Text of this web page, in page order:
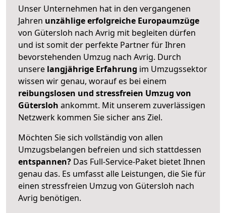
Unser Unternehmen hat in den vergangenen
Jahren unzählige erfolgreiche Europaumzüge
von Gütersloh nach Avrig mit begleiten dürfen
und ist somit der perfekte Partner für Ihren
bevorstehenden Umzug nach Avrig. Durch
unsere langjährige Erfahrung im Umzugssektor
wissen wir genau, worauf es bei einem
reibungslosen und stressfreien Umzug von
Gütersloh ankommt. Mit unserem zuverlässigen
Netzwerk kommen Sie sicher ans Ziel.
Möchten Sie sich vollständig von allen
Umzugsbelangen befreien und sich stattdessen
entspannen? Das Full-Service-Paket bietet Ihnen
genau das. Es umfasst alle Leistungen, die Sie für
einen stressfreien Umzug von Gütersloh nach
Avrig benötigen.